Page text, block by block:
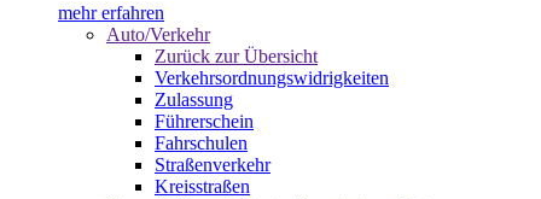
mehr erfahren
Auto/Verkehr
Zurück zur Übersicht
Verkehrsordnungswidrigkeiten
Zulassung
Führerschein
Fahrschulen
Straßenverkehr
Kreisstraßen